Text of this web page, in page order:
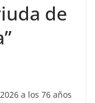
de
a los 76 años